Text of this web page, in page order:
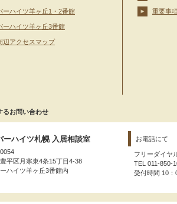
ーハイツ羊ヶ丘1・2番館
ーハイツ羊ヶ丘3番館
辺アクセスマップ
重要事
るお問い合わせ
ーハイツ札幌 入居相談室
平区月寒東4条15丁目4-38
ハイツ羊ヶ丘3番館内
お電話にて
フリーダイヤ
TEL 011-850-
受付時間 10：